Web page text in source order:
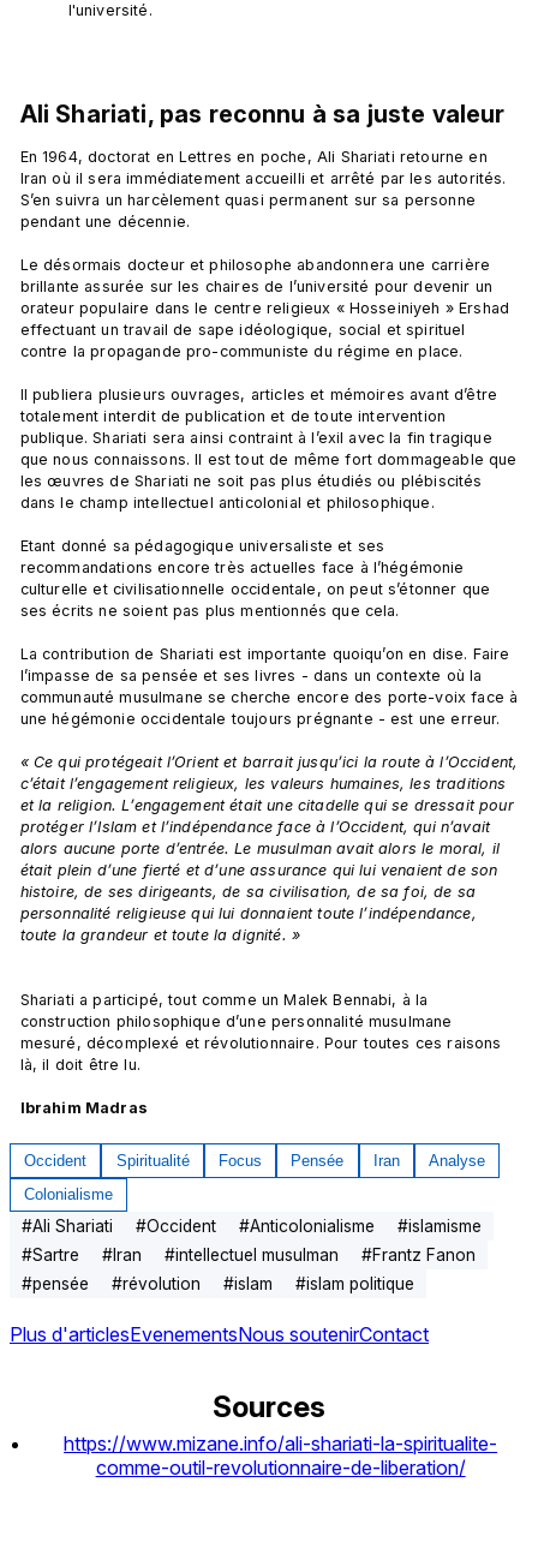
l'université.
Ali Shariati, pas reconnu à sa juste valeur
En 1964, doctorat en Lettres en poche, Ali Shariati retourne en
Iran où il sera immédiatement accueilli et arrêté par les autorités.
S’en suivra un harcèlement quasi permanent sur sa personne
pendant une décennie.
Le désormais docteur et philosophe abandonnera une carrière
brillante assurée sur les chaires de l’université pour devenir un
orateur populaire dans le centre religieux « Hosseiniyeh » Ershad
effectuant un travail de sape idéologique, social et spirituel
contre la propagande pro-communiste du régime en place.
Il publiera plusieurs ouvrages, articles et mémoires avant d’être
totalement interdit de publication et de toute intervention
publique. Shariati sera ainsi contraint à l’exil avec la fin tragique
que nous connaissons. Il est tout de même fort dommageable que
les œuvres de Shariati ne soit pas plus étudiés ou plébiscités
dans le champ intellectuel anticolonial et philosophique.
Etant donné sa pédagogique universaliste et ses
recommandations encore très actuelles face à l’hégémonie
culturelle et civilisationnelle occidentale, on peut s’étonner que
ses écrits ne soient pas plus mentionnés que cela.
La contribution de Shariati est importante quoiqu’on en dise. Faire
l’impasse de sa pensée et ses livres - dans un contexte où la
communauté musulmane se cherche encore des porte-voix face à
une hégémonie occidentale toujours prégnante - est une erreur.
« Ce qui protégeait l’Orient et barrait jusqu’ici la route à l’Occident,
c’était l’engagement religieux, les valeurs humaines, les traditions
et la religion. L’engagement était une citadelle qui se dressait pour
protéger l’Islam et l’indépendance face à l’Occident, qui n’avait
alors aucune porte d’entrée. Le musulman avait alors le moral, il
était plein d’une fierté et d’une assurance qui lui venaient de son
histoire, de ses dirigeants, de sa civilisation, de sa foi, de sa
personnalité religieuse qui lui donnaient toute l’indépendance,
toute la grandeur et toute la dignité. »
Shariati a participé, tout comme un Malek Bennabi, à la
construction philosophique d’une personnalité musulmane
mesuré, décomplexé et révolutionnaire. Pour toutes ces raisons
là, il doit être lu.
Ibrahim Madras
Occident Spiritualité Focus Pensée Iran
Analyse
Colonialisme
#Ali Shariati #Occident #Anticolonialisme #islamisme
#Sartre #Iran #intellectuel musulman #Frantz Fanon
#pensée #révolution #islam #islam politique
Plus d'articlesEvenementsNous soutenirContact
Sources
https://www.mizane.info/ali-shariati-la-spiritualite-
comme-outil-revolutionnaire-de-liberation/